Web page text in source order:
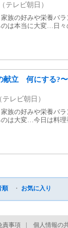
テレビ朝日）
族の好みや栄養バ
は本当に大変…日
献立 何にする?
レビ朝日）
族の好みや栄養バ
は大変…今日は料
順 ・ お気に入り
責事項 個人情報の